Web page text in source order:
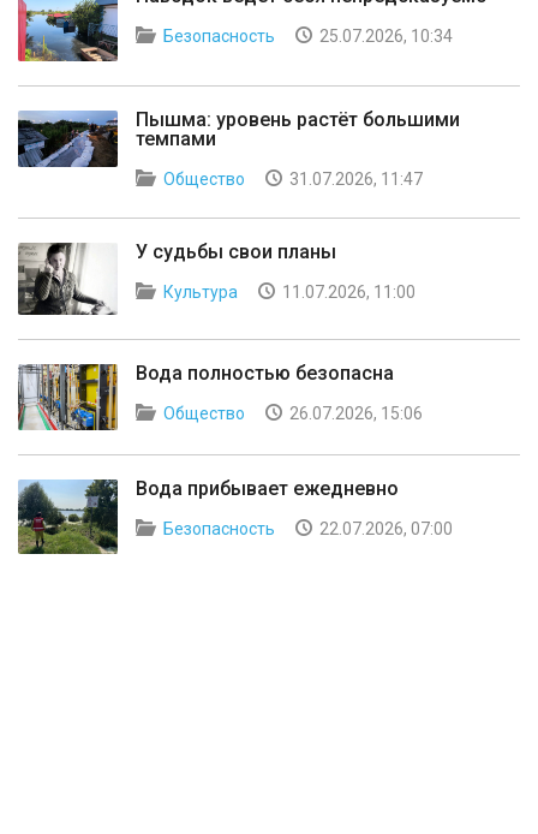
Безопасность 25.07.2026, 10:34
Пышма: уровень растёт большими
темпами
Общество 31.07.2026, 11:47
У судьбы свои планы
Культура 11.07.2026, 11:00
Вода полностью безопасна
Общество 26.07.2026, 15:06
Вода прибывает ежедневно
Безопасность 22.07.2026, 07:00